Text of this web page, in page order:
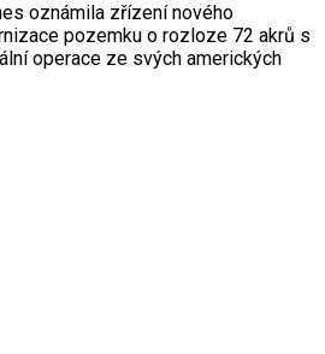
oznámila zřízení nového
pozemku o rozloze 72 akrů s
operace ze svých amerických